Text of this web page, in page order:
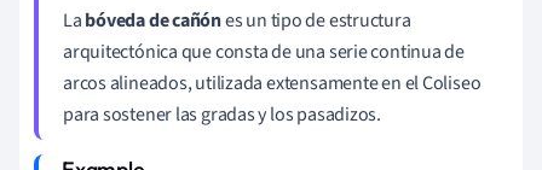
Labóveda de cañónes un tipo de estructura
arquitectónica que consta de una serie continua de
arcos alineados, utilizada extensamente en el Coliseo
para sostener las gradas y los pasadizos.